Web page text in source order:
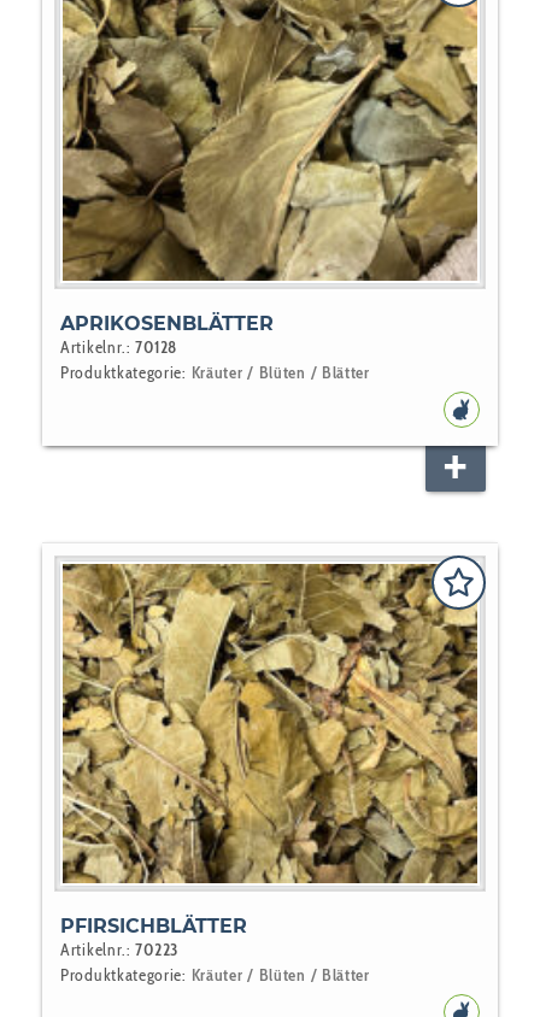
APRIKOSENBLÄTTER
Artikelnr.:70128
Produktkategorie: Kräuter / Blüten / Blätter
NAGER
PFIRSICHBLÄTTER
Artikelnr.:70223
Produktkategorie: Kräuter / Blüten / Blätter